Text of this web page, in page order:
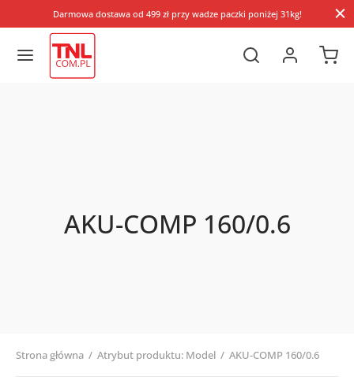
Darmowa dostawa od 499 zł przy wadze paczki poniżej 31kg!
AKU-COMP 160/0.6
Strona główna / Atrybut produktu: Model / AKU-COMP 160/0.6